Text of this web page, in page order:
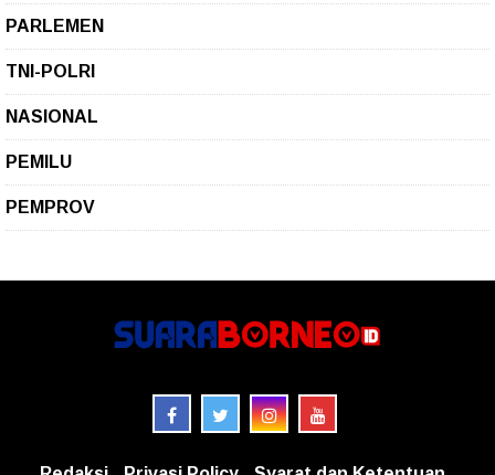
PARLEMEN
TNI-POLRI
NASIONAL
PEMILU
PEMPROV